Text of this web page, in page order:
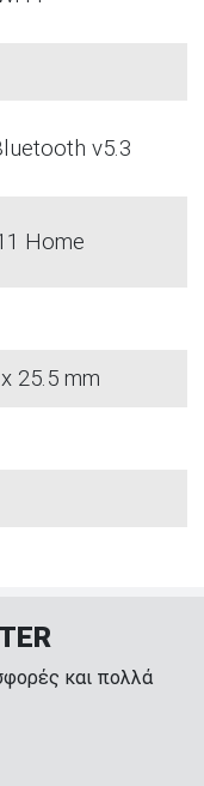
v5.3
Home
25.5 mm
και πολλά